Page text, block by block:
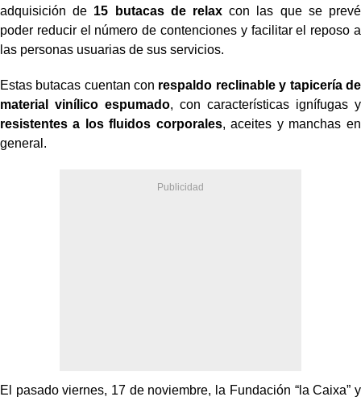
adquisición de 15 butacas de relaxcon las que se prevé
poder reducir el número de contenciones y facilitar el reposo a
las personas usuarias de sus servicios.
Estas butacas cuentan con respaldo reclinable y tapicería de
material vinílico espumado, con características ignífugas y
resistentes a los fluidos corporales, aceites y manchas en
general.
El pasado viernes, 17 de noviembre, la Fundación “la Caixa” y